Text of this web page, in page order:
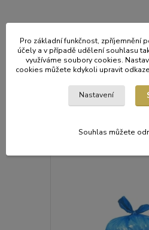
sběr komunálního odpadu a díky
poměr mezi pevností, pružností a
Související zboží 6
Pro základní funkčnost, zpříjemnění
účely a v případě udělení souhlasu
využíváme soubory cookies.
cookies můžete kdykoli upravit
Nastavení
Souhlas můžete